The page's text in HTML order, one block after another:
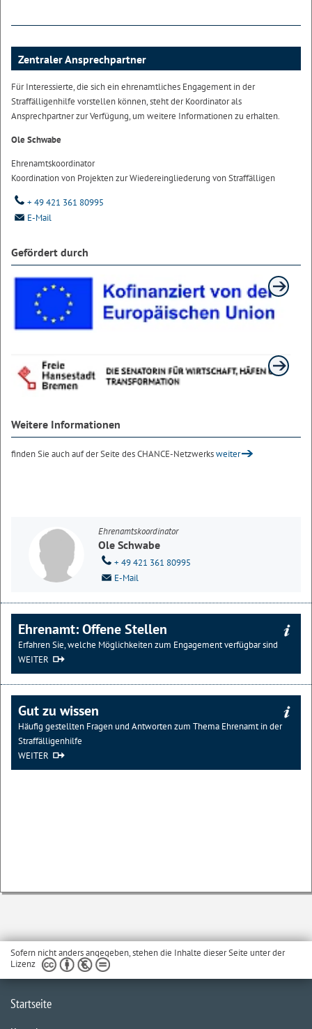
Zentraler Ansprechpartner
Für Interessierte, die sich ein ehrenamtliches Engagement in der
Straffälligenhilfe vorstellen können, steht der Koordinator als
Ansprechpartner zur Verfügung, um weitere Informationen zu erhalten.
Ole Schwabe
Ehrenamtskoordinator
Koordination von Projekten zur Wiedereingliederung von Straffälligen
+ 49 421 361 80995
E-Mail
Gefördert durch
Weitere Informationen
finden Sie auch auf der Seite des CHANCE-Netzwerksweiter
Ehrenamtskoordinator
Ole Schwabe
+ 49 421 361 80995
E-Mail
Ehrenamt: Offene Stellen
Erfahren Sie, welche Möglichkeiten zum Engagement verfügbar sind
WEITER
Gut zu wissen
Häufig gestellten Fragen und Antworten zum Thema Ehrenamt in der
Straffälligenhilfe
WEITER
Sofern nicht anders angegeben, stehen die Inhalte dieser Seite unter der
Lizenz
Startseite